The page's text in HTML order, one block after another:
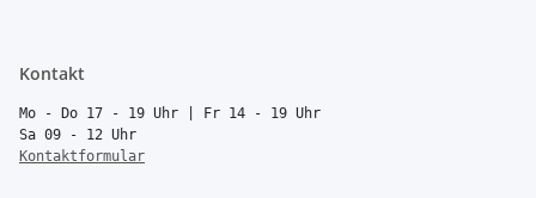
Kontakt
Mo - Do 17 - 19 Uhr | Fr 14 - 19 Uhr
Sa 09 - 12 Uhr
Kontaktformular